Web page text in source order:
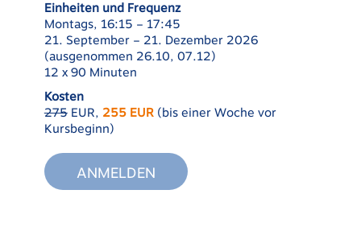
Einheiten und Frequenz
Montags, 16:15 – 17:45
21. September – 21. Dezember 2026
(ausgenommen 26.10, 07.12)
12 x 90 Minuten
Kosten
275EUR, 255 EUR(bis einer Woche vor
Kursbeginn)
ANMELDEN